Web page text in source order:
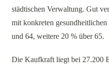
städtischen Verwaltung. Gut
mit konkreten
und 64, weitere 20 % über 65.
Die Kaufkraft liegt bei 27.200